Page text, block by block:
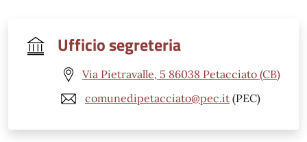
Ufficio segreteria
Via Pietravalle, 5 86038 Petacciato (CB)
comunedipetacciato@pec.it (PEC)